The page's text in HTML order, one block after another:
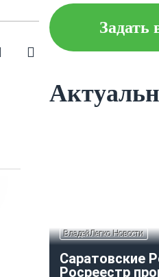
Что следует
Задать
ВладейЛегко Новости
Саратовские
Росреестр